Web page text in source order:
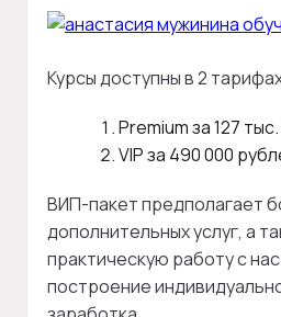
Курсы доступны в 2
Premium за 127
VIP за 490 000
ВИП-пакет предполагает
дополнительных услуг, а
практическую работу с
построение